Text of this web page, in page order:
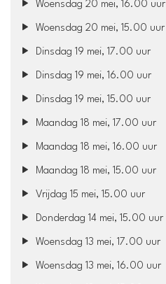
Woensdag 20 mei, 16.00 uur
Woensdag 20 mei, 15.00 uur
Dinsdag 19 mei, 17.00 uur
Dinsdag 19 mei, 16.00 uur
Dinsdag 19 mei, 15.00 uur
Maandag 18 mei, 17.00 uur
Maandag 18 mei, 16.00 uur
Maandag 18 mei, 15.00 uur
Vrijdag 15 mei, 15.00 uur
Donderdag 14 mei, 15.00 uur
Woensdag 13 mei, 17.00 uur
Woensdag 13 mei, 16.00 uur